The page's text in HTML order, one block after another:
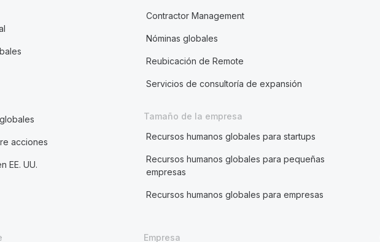
acciones
EE. UU.
Contractor Management
Nóminas globales
Reubicación de Remote
Servicios de consultoría de expansión
Tamaño de la empresa
Recursos humanos globales para startups
Recursos humanos globales para pequeñas
empresas
Recursos humanos globales para empresas
Empresa